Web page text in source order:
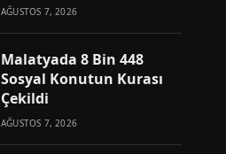
AĞUSTOS 7, 2026
Malatyada 8 Bin 448
Sosyal Konutun Kurası
Çekildi
AĞUSTOS 7, 2026